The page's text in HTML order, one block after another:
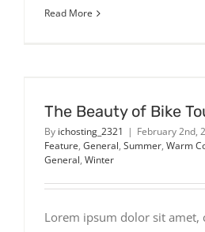
Read More
The Beauty of Bike
By ichosting_2321 | February 2nd,
Feature, General, Summer, Warm
General, Winter
Lorem ipsum dolor sit amet,